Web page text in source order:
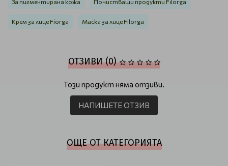
За пигментирана кожа Почистващи продукти Filorga
Крем за лице Fiorga Маска за лице Filorga
ОТЗИВИ (0)
Този продукт няма отзиви.
НАПИШЕТЕ ОТЗИВ
ОЩЕ ОТ КАТЕГОРИЯТА